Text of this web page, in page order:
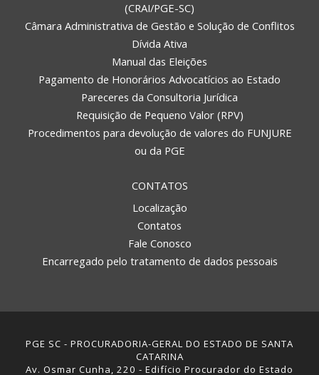
(CRAI/PGE-SC)
Câmara Administrativa de Gestão e Solução de Conflitos
Dívida Ativa
Manual das Eleições
Pagamento de Honorários Advocatícios ao Estado
Pareceres da Consultoria Jurídica
Requisição de Pequeno Valor (RPV)
Procedimentos para devolução de valores do FUNJURE
ou da PGE
CONTATOS
Localização
Contatos
Fale Conosco
Encarregado pelo tratamento de dados pessoais
PGE SC - PROCURADORIA-GERAL DO ESTADO DE SANTA
CATARINA
Av. Osmar Cunha, 220 - Edifício Procurador do Estado